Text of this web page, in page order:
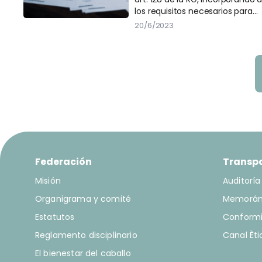
los requisitos necesarios para
obtener la licencia la
20/6/2023
Federación
Misión
Organigrama y comité
Estatutos
Reglamento disciplinario
El bienestar del caballo
Canal